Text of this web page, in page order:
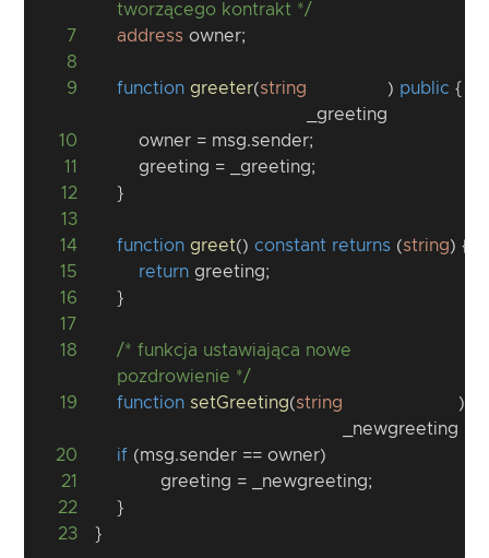
tworzącego kontrakt */
7
address owner;
8
9
function greeter(string
_greeting
) public {
10
        owner
= msg.sender;
11
        greeting
= _greeting;
12
}
13
14
function greet() constant returns (string) {
15
return greeting;
16
}
17
18
/* funkcja ustawiająca nowe
pozdrowienie */
19
function setGreeting(string
_newgreeting
)
20 if (msg.sender == owner)
21
            greeting
= _newgreeting;
22
}
23
}